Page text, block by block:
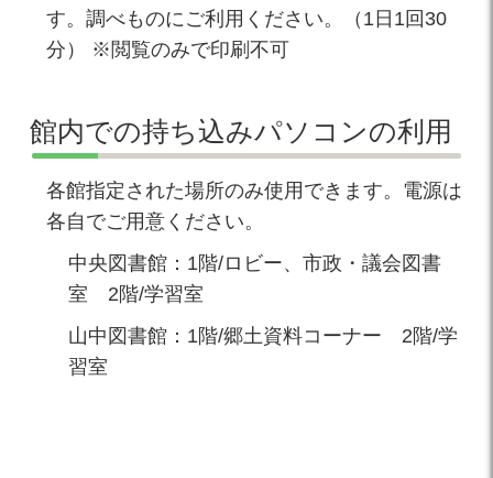
す。調べものにご利用ください。（1日1回30
分） ※閲覧のみで印刷不可
館内での持ち込みパソコンの利用
各館指定された場所のみ使用できます。電源は
各自でご用意ください。
中央図書館：1階/ロビー、市政・議会図書
室 2階/学習室
山中図書館：1階/郷土資料コーナー 2階/学
習室